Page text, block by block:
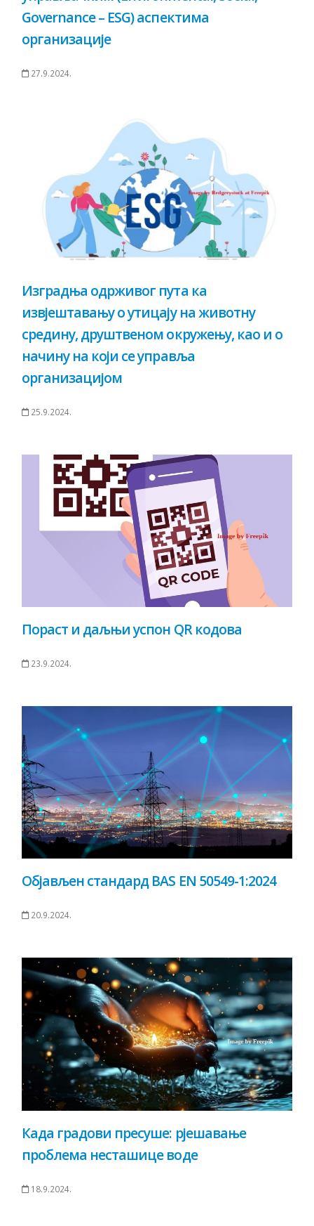
Governance – ESG) аспектима
организације
27.9.2024.
Изградња одрживог пута ка
извјештавању о утицају на животну
средину, друштвеном окружењу, као и о
начину на који се управља
организацијом
25.9.2024.
Пораст и даљњи успон QR кодова
23.9.2024.
Објављен стандард BAS EN 50549-1:2024
20.9.2024.
Када градови пресуше: рјешавање
проблема несташице воде
18.9.2024.